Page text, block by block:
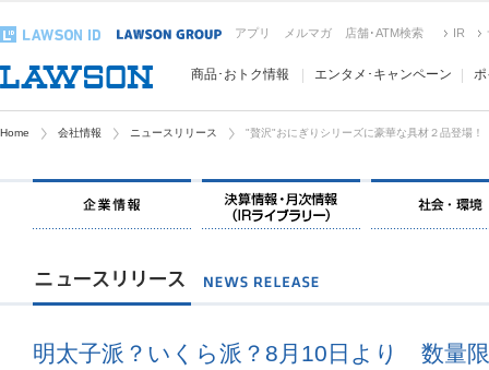
アプリ メルマガ 店舗･ATM検索 IR
商品･おトク情報 エンタメ･キャンペーン
Home 会社情報 ニュースリリース "贅沢"おにぎりシリーズに豪華な具材２品登場！
明太子派？いくら派？8月10日より 数量